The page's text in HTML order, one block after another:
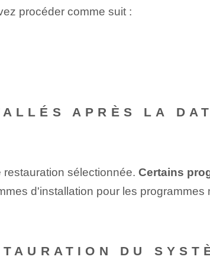
procéder comme suit :
APRÈS LA
sélectionnée. Certains
d'installation⁤ pour les programmes
DU